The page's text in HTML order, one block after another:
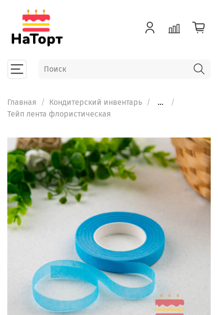
Главная Кондитерский инвентарь
...
Тейп лента флористическая